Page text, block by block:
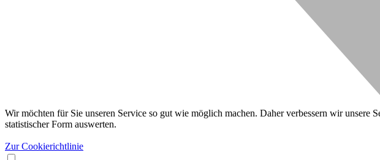
Wir möchten für Sie unseren Service so gut wie möglich machen. Daher verbessern wir
statistischer Form auswerten.
Zur Cookierichtlinie